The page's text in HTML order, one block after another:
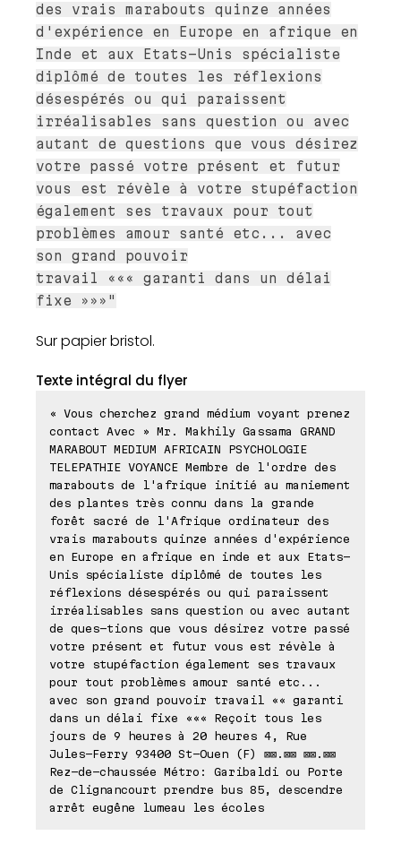
des vrais marabouts quinze années
d'expérience en Europe en afrique en
Inde et aux Etats-Unis spécialiste
diplômé de toutes les réflexions
désespérés ou qui paraissent
irréalisables sans question ou avec
autant de questions que vous désirez
votre passé votre présent et futur
vous est révèle à votre stupéfaction
également ses travaux pour tout
problèmes amour santé etc... avec
son grand pouvoir
travail ««« garanti dans un délai
fixe »»»"
Sur papier bristol.
Texte intégral du flyer
« Vous cherchez grand médium voyant prenez
contact Avec » Mr. Makhily Gassama GRAND
MARABOUT MEDIUM AFRICAIN PSYCHOLOGIE
TELEPATHIE VOYANCE Membre de l'ordre des
marabouts de l'afrique initié au maniement
des plantes très connu dans la grande
forêt sacré de l'Afrique ordinateur des
vrais marabouts quinze années d'expérience
en Europe en afrique en inde et aux Etats-
Unis spécialiste diplômé de toutes les
réflexions désespérés ou qui paraissent
irréalisables sans question ou avec autant
de ques-tions que vous désirez votre passé
votre présent et futur vous est révèle à
votre stupéfaction également ses travaux
pour tout problèmes amour santé etc...
avec son grand pouvoir travail «« garanti
dans un délai fixe ««« Reçoit tous les
jours de 9 heures à 20 heures 4, Rue
Jules-Ferry 93400 St-Ouen (F) ⊠⊠.⊠⊠ ⊠⊠.⊠⊠
Rez-de-chaussée Métro: Garibaldi ou Porte
de Clignancourt prendre bus 85, descendre
arrêt eugêne lumeau les écoles